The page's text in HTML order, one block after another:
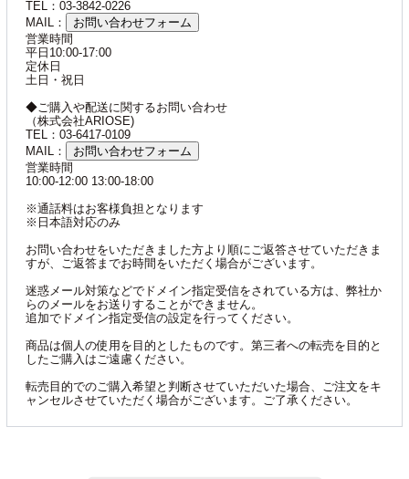
TEL：03-3842-0226
MAIL：
お問い合わせフォーム
営業時間
平日10:00-17:00
定休日
土日・祝日
◆ご購入や配送に関するお問い合わせ
（株式会社ARIOSE)
TEL：03-6417-0109
MAIL：
お問い合わせフォーム
営業時間
10:00-12:00 13:00-18:00
※通話料はお客様負担となります
※日本語対応のみ
お問い合わせをいただきました方より順にご返答させていただきま
すが、ご返答までお時間をいただく場合がございます。
迷惑メール対策などでドメイン指定受信をされている方は、弊社か
らのメールをお送りすることができません。
追加でドメイン指定受信の設定を行ってください。
商品は個人の使用を目的としたものです。第三者への転売を目的と
したご購入はご遠慮ください。
転売目的でのご購入希望と判断させていただいた場合、ご注文をキ
ャンセルさせていただく場合がございます。ご了承ください。